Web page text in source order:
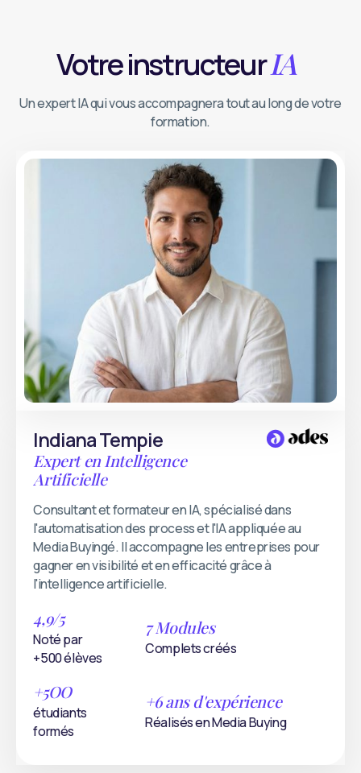
Votre instructeurIA
Un expert IA qui vous accompagnera tout au long de votre
formation.
Indiana Tempie
Expert en Intelligence
Artificielle
Consultant et formateur en IA, spécialisé dans
l'automatisation des process et l'IA appliquée au
Media Buyingé. Il accompagne les entreprises pour
gagner en visibilité et en efficacité grâce à
l'intelligence artificielle.
4,9/5
Noté par
+500 élèves
7 Modules
Complets créés
+5OO
étudiants
formés
+6 ans d'expérience
Réalisés en Media Buying